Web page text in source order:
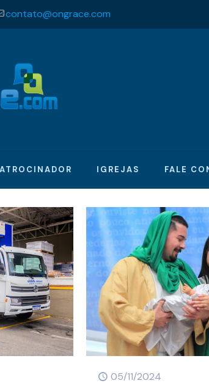
contato@ongrace.com
IGREJAS FALE
05/11/2024